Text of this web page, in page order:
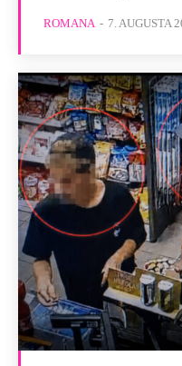
ROMANA - 7. AUGUSTA